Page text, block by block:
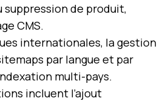
de produit,
CMS.
internationales, la gestion
par langue et par
multi-pays.
incluent l’ajout